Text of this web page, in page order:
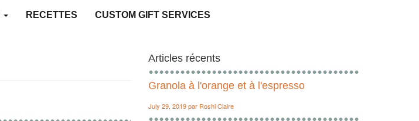
RECETTES CUSTOM GIFT SERVICES
Articles récents
Granola à l'orange et à l'espresso
July 29, 2019par Roshi Claire